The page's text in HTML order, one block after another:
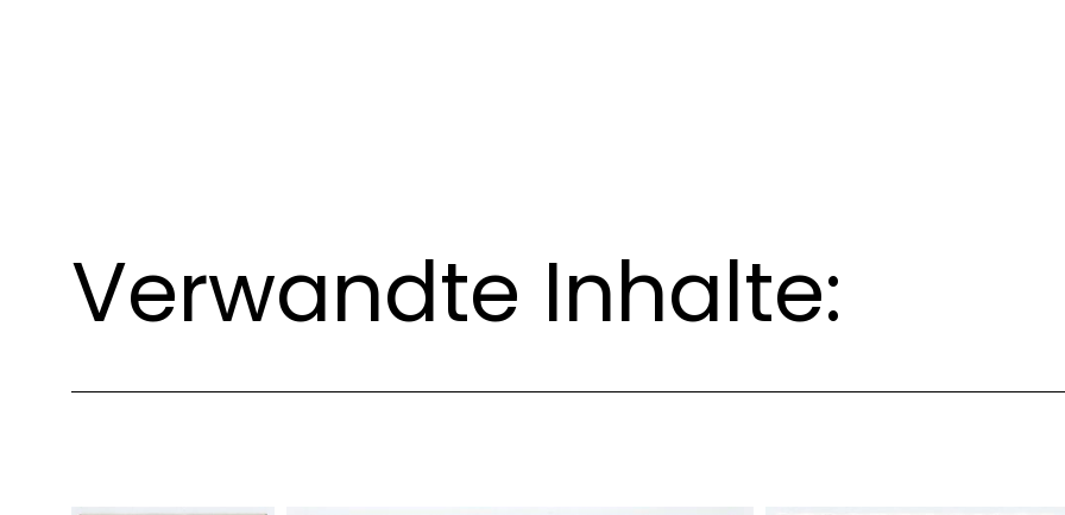
Verwandte Inhalte: